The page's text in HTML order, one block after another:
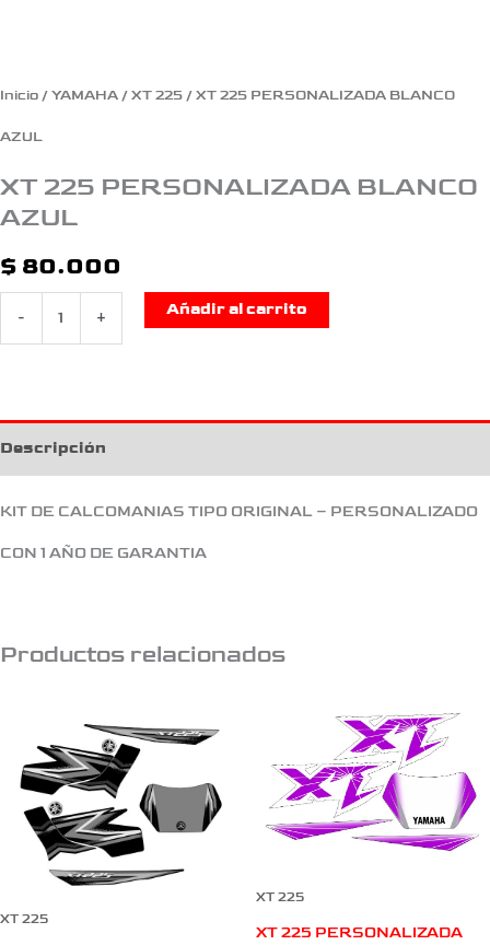
Inicio / YAMAHA / XT 225 / XT 225 PERSONALIZADA BLANCO
AZUL
XT 225 PERSONALIZADA BLANCO
AZUL
$ 80.000
- +
Añadir al carrito
Descripción
KIT DE CALCOMANIAS TIPO ORIGINAL – PERSONALIZADO
CON 1 AÑO DE GARANTIA
Productos relacionados
XT 225
XT 225
XT 225 PERSONALIZADA